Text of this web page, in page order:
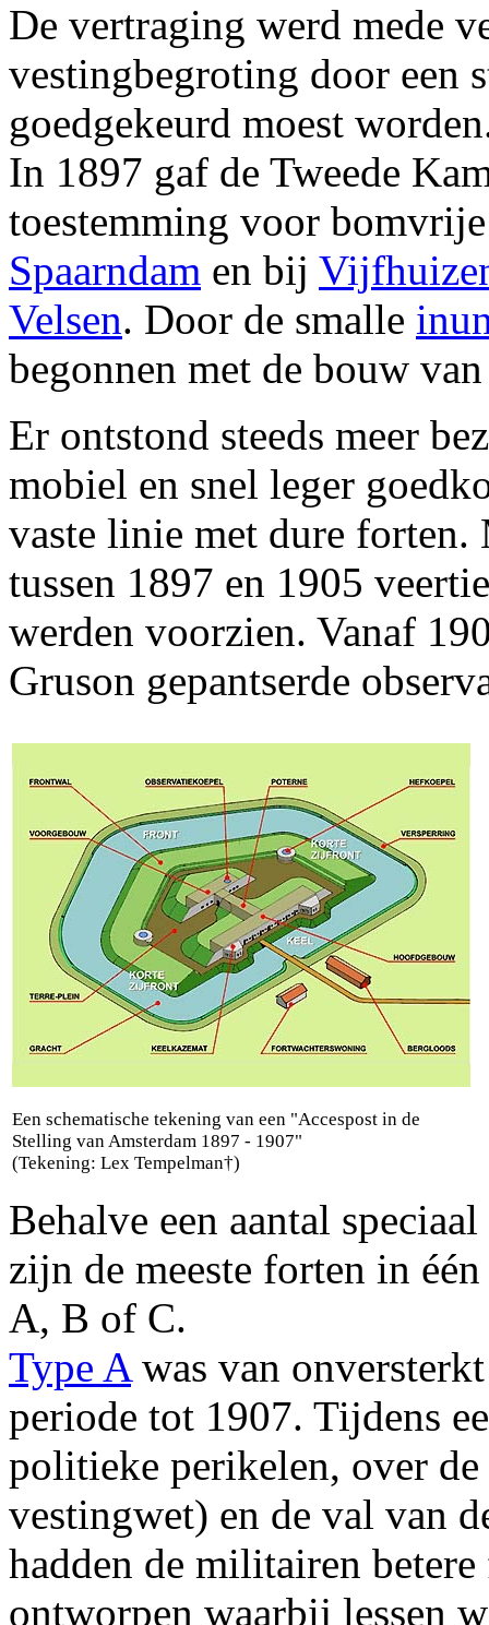
De vertraging werd mede
vestingbegroting door een
goedgekeurd moest
In 1897 gaf de Tweede
toestemming voor
Spaarndam en bij
Velsen. Door de smalle
begonnen met de bouw
Er ontstond steeds meer
mobiel en snel leger
vaste linie met dure
tussen 1897 en 1905
werden voorzien. Vanaf
Gruson gepantserde
Een schematische tekening van een "Accespost in de
Stelling van Amsterdam 1897 - 1907"
(Tekening: Lex Tempelman†)
Behalve een aantal
zijn de meeste forten in
A, B of C.
Type Awas van
periode tot 1907. Tijdens
politieke perikelen, over
vestingwet) en de val van
hadden de militairen
ontworpen waarbij lessen